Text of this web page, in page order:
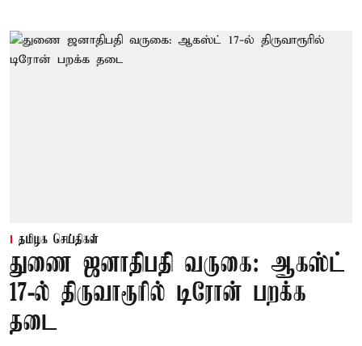
தமிழக செய்திகள்
துணை ஜனாதிபதி வருகை: ஆகஸ்ட்
17-ல் திருவாரூரில் டிரோன் பறக்க
தடை